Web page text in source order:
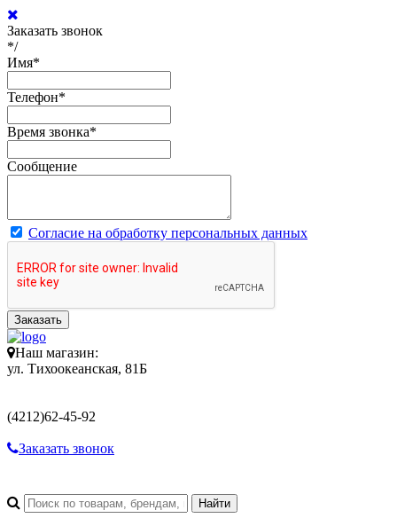
Заказать звонок
*/
Имя*
Телефон*
Время звонка*
Сообщение
Согласие на обработку персональных данных
Заказать
Наш магазин:
ул. Тихоокеанская, 81Б
(4212)62-45-92
Заказать звонок